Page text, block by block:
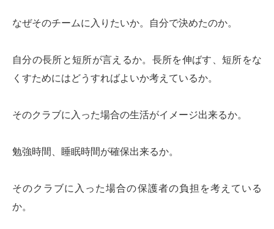
なぜそのチームに入りたいか。自分で決めたのか。
自分の長所と短所が言えるか。長所を伸ばす、短所をな
くすためにはどうすればよいか考えているか。
そのクラブに入った場合の生活がイメージ出来るか。
勉強時間、睡眠時間が確保出来るか。
そのクラブに入った場合の保護者の負担を考えている
か。